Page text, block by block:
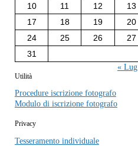
10
11 12 13
17
18 19 20
24
25 26 27
31
« Lug
Utilità
Procedure iscrizione fotografo
Modulo di iscrizione fotografo
Privacy
Tesseramento individuale